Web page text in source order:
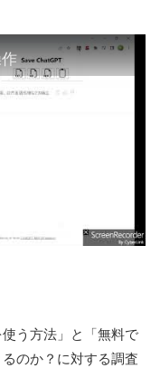
う方法」と「無料で
のか？に対する調査